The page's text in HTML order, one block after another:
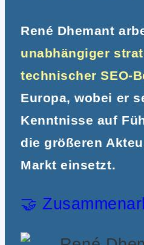
René Dhemant
unabhängiger
technischer SEO-
Europa, wobei er
Kenntnisse auf
die größeren
Markt einsetzt.
🤝